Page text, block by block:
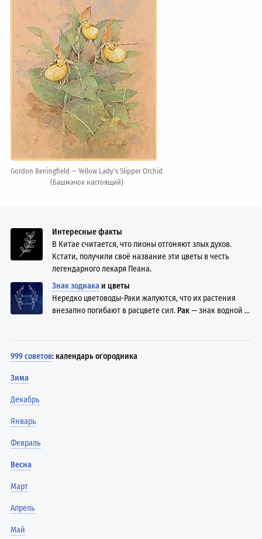
Gordon Beningfield — Yellow Lady's Slipper Orchid
(Башмачок настоящий)
Интересные факты
В Китае считается, что пионы отгоняют злых духов.
Кстати, получили своё название эти цветы в честь
легендарного лекаря Пеана.
Знак зодиака и цветы
Нередко цветоводы-Раки жалуются, что их растения
внезапно погибают в расцвете сил. Рак— знак водной ...
999 советов: календарь огородника
Зима
Декабрь
Январь
Февраль
Весна
Март
Апрель
Май